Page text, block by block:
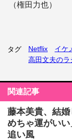
（権田力也）
タグ Netflix イケ
高田文夫の
関連記事
藤本美貴、結
めちゃ運がい
追い風